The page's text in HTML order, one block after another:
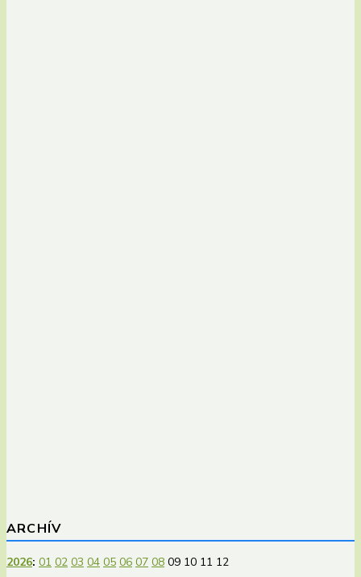
ARCHÍV
2026: 01 02 03 04 05 06 07 08 09 10 11 12